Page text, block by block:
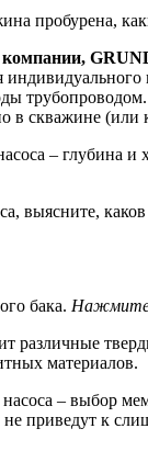
пробурена,
компании,
в скважине
– глубина и
выясните,
бака. Нажмите
различные
материалов.
– выбор
приведут к